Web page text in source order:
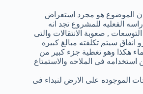
الموضوع هو مجرد استعراض
الفعليه للمشروع تجد انه
, صعوبة الانتقالات والتى
انفاق سيتم تكلفته مبالغ كبيره
هكذا وهو تغطية جزء كبير من
استخدامه فى الملاحه والاستمتاع
الموجوده على الارض لنبداء فى